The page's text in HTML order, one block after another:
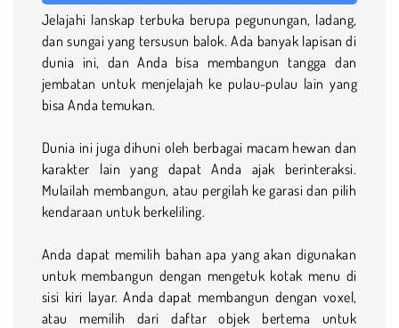
Jelajahi lanskap terbuka berupa pegunungan, ladang,
dan sungai yang tersusun balok. Ada banyak lapisan di
dunia ini, dan Anda bisa membangun tangga dan
jembatan untuk menjelajah ke pulau-pulau lain yang
bisa Anda temukan.
Dunia ini juga dihuni oleh berbagai macam hewan dan
karakter lain yang dapat Anda ajak berinteraksi.
Mulailah membangun, atau pergilah ke garasi dan pilih
kendaraan untuk berkeliling.
Anda dapat memilih bahan apa yang akan digunakan
untuk membangun dengan mengetuk kotak menu di
sisi kiri layar. Anda dapat membangun dengan voxel,
atau memilih dari daftar objek bertema untuk